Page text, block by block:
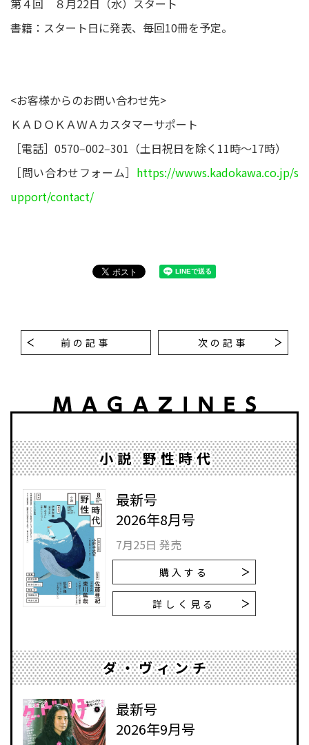
第４回 ８月22日（水）スタート
書籍：スタート日に発表、毎回10冊を予定。
<お客様からのお問い合わせ先>
ＫＡＤＯＫＡＷＡカスタマーサポート
［電話］0570‒002‒301（土日祝日を除く11時～17時）
［問い合わせフォーム］ https://wwws.kadokawa.co.jp/s
upport/contact/
前の記事 次の記事
小説 野性時代
最新号
2026年8月号
7月25日 発売
購入する
詳しく見る
ダ・ヴィンチ
最新号
2026年9月号